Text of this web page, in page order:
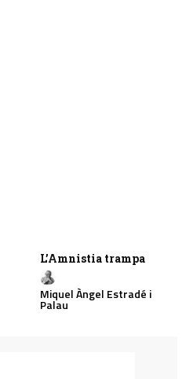
L’Amnistia trampa
Miquel Àngel Estradé i
Palau